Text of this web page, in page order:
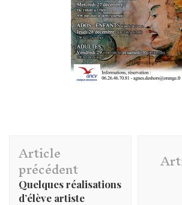
Navigation
d'article
Article
précédent
Quelques réalisations
d’élève artiste